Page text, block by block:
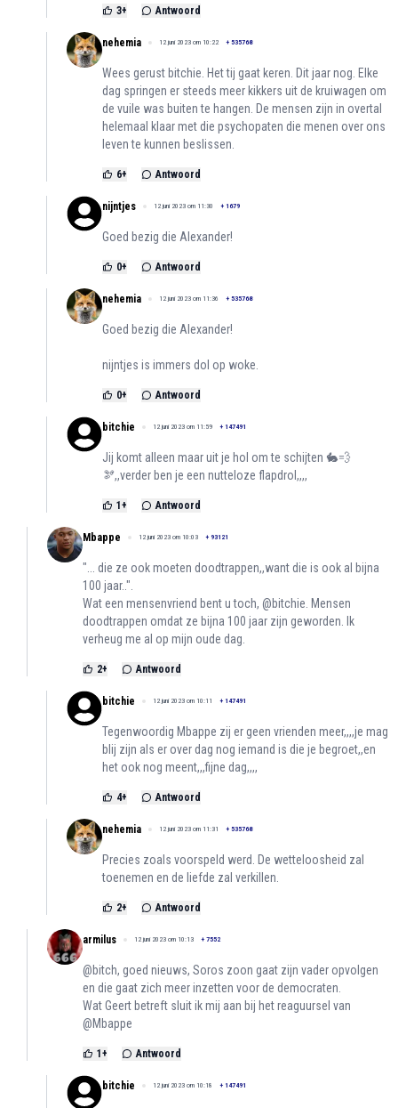
3+ Antwoord
nehemia 12 juni 2023 om 10:22 + 535768
Wees gerust bitchie. Het tij gaat keren. Dit jaar nog. Elke
dag springen er steeds meer kikkers uit de kruiwagen om
de vuile was buiten te hangen. De mensen zijn in overtal
helemaal klaar met die psychopaten die menen over ons
leven te kunnen beslissen.
6+ Antwoord
nijntjes 12 juni 2023 om 11:30 + 1679
Goed bezig die Alexander!
0+ Antwoord
nehemia 12 juni 2023 om 11:36 + 535768
Goed bezig die Alexander!
nijntjes is immers dol op woke.
0+ Antwoord
bitchie 12 juni 2023 om 11:59 + 147491
Jij komt alleen maar uit je hol om te schijten 🐇💨
🫘,,verder ben je een nutteloze flapdrol,,,,
1 + Antwoord
Mbappe 12 juni 2023 om 10:03 + 93121
"... die ze ook moeten doodtrappen,,want die is ook al bijna
100 jaar..".
Wat een mensenvriend bent u toch, @bitchie. Mensen
doodtrappen omdat ze bijna 100 jaar zijn geworden. Ik
verheug me al op mijn oude dag.
2+ Antwoord
bitchie 12 juni 2023 om 10:11 + 147491
Tegenwoordig Mbappe zij er geen vrienden meer,,,,je mag
blij zijn als er over dag nog iemand is die je begroet,,en
het ook nog meent,,,fijne dag,,,,
4+ Antwoord
nehemia 12 juni 2023 om 11:31 + 535768
Precies zoals voorspeld werd. De wetteloosheid zal
toenemen en de liefde zal verkillen.
2+ Antwoord
armilus 12 juni 2023 om 10:13 + 7552
@bitch, goed nieuws, Soros zoon gaat zijn vader opvolgen
en die gaat zich meer inzetten voor de democraten.
Wat Geert betreft sluit ik mij aan bij het reaguursel van
@Mbappe
1 + Antwoord
bitchie 12 juni 2023 om 10:18 + 147491